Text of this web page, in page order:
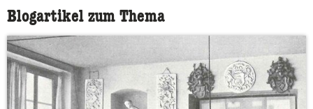
Blogartikel zum Thema